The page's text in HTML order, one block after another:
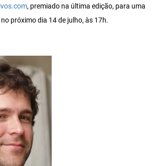
, premiado na última edição, para uma
próximo dia 14 de julho, às 17h.